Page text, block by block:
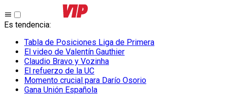
Es tendencia:
Tabla de Posiciones Liga de Primera
El video de Valentín Gauthier
Claudio Bravo y Vozinha
El refuerzo de la UC
Momento crucial para Darío Osorio
Gana Unión Española